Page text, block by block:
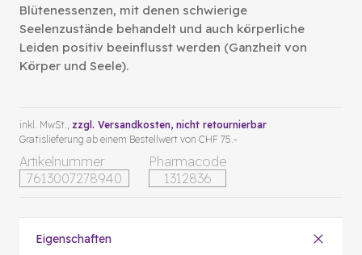
Blütenessenzen, mit denen schwierige
Seelenzustände behandelt und auch körperliche
Leiden positiv beeinflusst werden (Ganzheit von
Körper und Seele).
Artikelnummer
7613007278940
Pharmacode
1312836
inkl. MwSt., zzgl. Versandkosten, nicht retournierbar
Gratislieferung ab einem Bestellwert von CHF 75.-
Eigenschaften